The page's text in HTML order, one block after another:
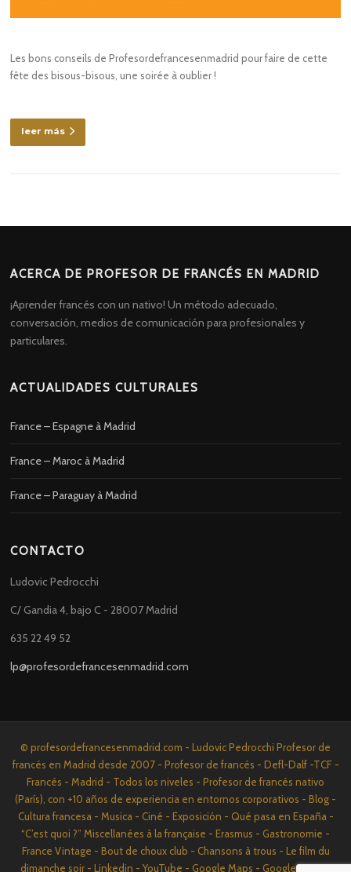
Les bons conseils de Profesordefrancesenmadrid pour faire de cette
fête des bisous-bisous, une soirée à oublier !
leer más
ACERCA DE PROFESOR DE FRANCÉS EN MADRID
¡Aprender francés con un nativo! Un método adecuado,
conversación, medios de comunicación para profesionales y
particulares.
ACTUALIDADES CULTURALES
France – Espagne à Madrid
France – Maroc à Madrid
France – Paraguay à Madrid
CONTACTO
Ludovic Pedrocchi
C/ Gandia 4, bajo C - 28007 Madrid
635 22 49 52
lp@profesordefrancesenmadrid.com
© profesordefrancesenmadrid.com - Ludovic Pedrocchi Profesor de
francés en Madrid desde 2007 - Profesor de francés - Defl-Dalf -TCF -
Francés - Madrid - Todos los niveles - Profesor de francés nativo
(París), con +10 años de experiencia en entornos corporativos - Blog -
Cultura francesa - Musica - Ciné - Exposición - Qué pasa en España -
“C’est quoi ?” Miscellanées à la française - Erasmus - Gastronomie -
France Vintage - Bout de choux club - Chansons à trous - Le film du
dimanche soir - Linkedin - YouTube - Google Maps - Google News -